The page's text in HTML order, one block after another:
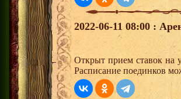
2022-06-11 08:00 :
Открыт прием ставок на
Расписание поединков